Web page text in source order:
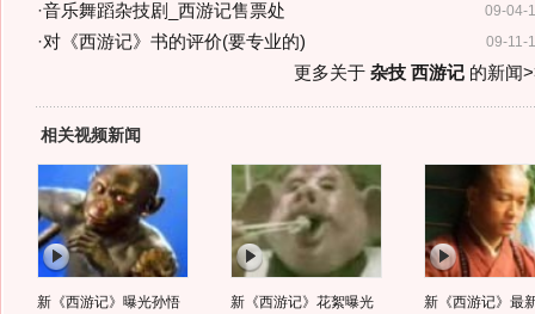
09-04-
·音乐舞蹈杂技剧_西游记售票处
09-11-
·对《西游记》书的评价(要专业的)
更多关于 杂技 西游记的新闻
相关视频新闻
新《西游记》曝光孙悟
新《西游记》花絮曝光
新《西游记》最